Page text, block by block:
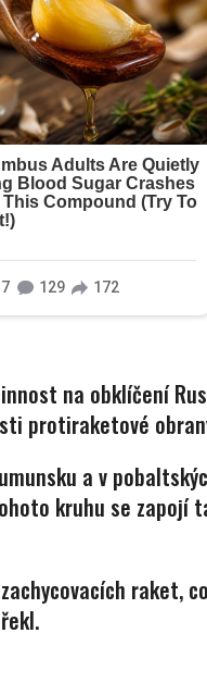
na obklíčení
protiraketové
a v
kruhu se zapojí
raket,